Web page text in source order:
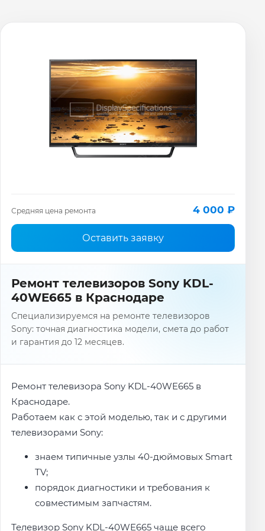
Средняя цена ремонта 4 000 ₽
Оставить заявку
Ремонт телевизоров Sony KDL-
40WE665 в Краснодаре
Специализируемся на ремонте телевизоров
Sony: точная диагностика модели, смета до работ
и гарантия до 12 месяцев.
Ремонт телевизора Sony KDL-40WE665 в
Краснодаре.
Работаем как с этой моделью, так и с другими
телевизорами Sony:
знаем типичные узлы 40-дюймовых Smart
TV;
порядок диагностики и требования к
совместимым запчастям.
Телевизор Sony KDL-40WE665 чаще всего